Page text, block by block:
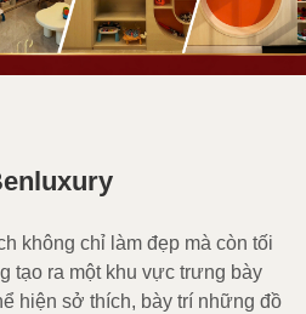
không chỉ làm đẹp mà còn tối
tạo ra một khu vực trưng bày
hiện sở thích, bày trí những đồ